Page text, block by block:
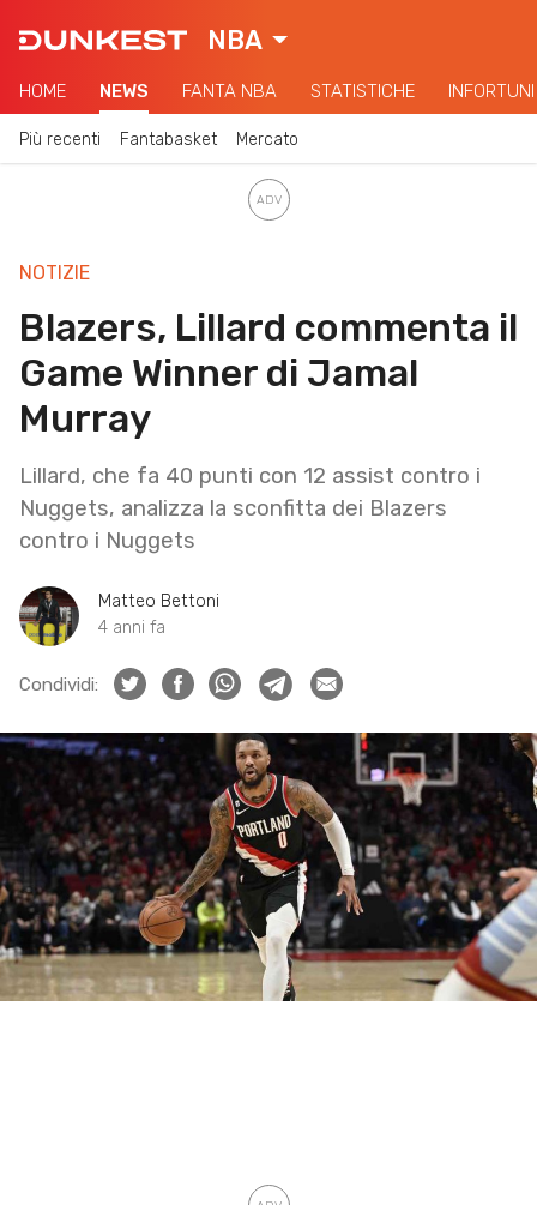
NBA
HOME NEWS FANTA NBA STATISTICHE INFORTUNI
Più recenti Fantabasket Mercato
NOTIZIE
Blazers, Lillard commenta il
Game Winner di Jamal
Murray
Lillard, che fa 40 punti con 12 assist contro i
Nuggets, analizza la sconfitta dei Blazers
contro i Nuggets
Matteo Bettoni
4 anni fa
Condividi: